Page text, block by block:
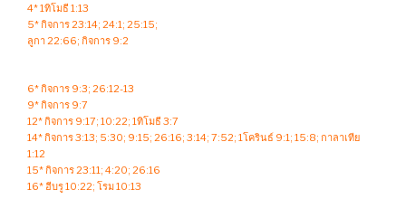
4* 1ทิโมธี 1:13
5* กิจการ 23:14; 24:1; 25:15;
ลูกา 22:66; กิจการ 9:2
6* กิจการ 9:3; 26:12-13
9* กิจการ 9:7
12* กิจการ 9:17; 10:22; 1ทิโมธี 3:7
14* กิจการ 3:13; 5:30; 9:15; 26:16; 3:14; 7:52; 1โครินธ์ 9:1; 15:8; กาลาเทีย
1:12
15* กิจการ 23:11; 4:20; 26:16
16* ฮีบรู 10:22; โรม 10:13